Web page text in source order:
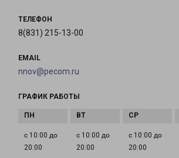
ТЕЛЕФОН
8(831) 215-13-00
EMAIL
nnov@pecom.ru
ГРАФИК РАБОТЫ
с 10:00 до
20:00
с 10:00 до
20:00
с 10:00 до
20:00